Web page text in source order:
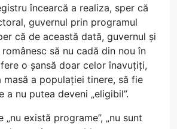
încearcă a realiza, sper că
guvernul prin programul
că de această dată, guvernul și
să nu cadă din nou în
o șansă doar celor înavuțiți,
masă a populației tinere, să fie
a nu putea deveni „eligibil”.
există programe”, „nu sunt